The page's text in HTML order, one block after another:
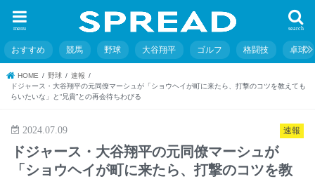
search
menu
おすすめ 競馬 野球 大谷翔平 ゴルフ 格闘技 卓球
HOME 野球
速報
ドジャース・大谷翔平の元同僚マーシュが「ショウヘイが町に来たら、打撃のコツを教えても
らいたいな」と“兄貴”との再会待ちわびる
速報
2024.07.09
ドジャース・大谷翔平の元同僚マーシュが
「ショウヘイが町に来たら、打撃のコツを教